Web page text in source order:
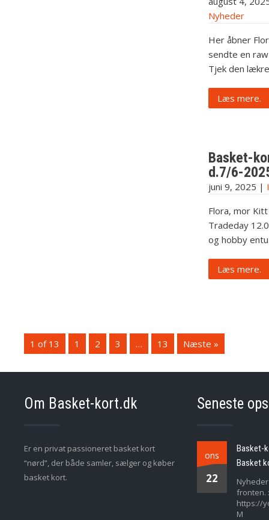
Nyheder
Her åbner
sendte en
Tjek den lækre
Læs mere.
Basket-
d.7/6-
juni 9, 2025 |
Flora, mor
Tradeday
og hobby
Læs mere.
1 of 13 1 2 3 … 13 Næste »
Om Basket-kort.dk
Er en privat passioneret basket kort
“nørd”, der både samler, sælger og køber
basket kort.
Seneste
ons
22
Basket-
Basket
fronten.
https://
M